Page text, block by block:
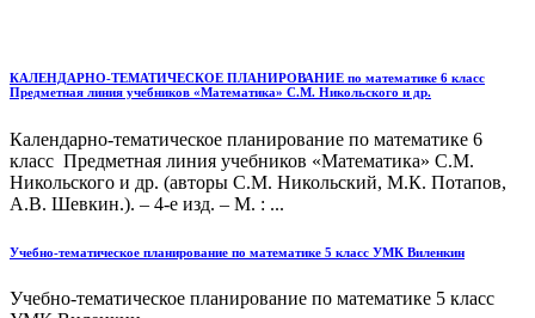
КАЛЕНДАРНО-ТЕМАТИЧЕСКОЕ ПЛАНИРОВАНИЕ по математике 6 класс
Предметная линия учебников «Математика» С.М. Никольского и др.
Календарно-тематическое планирование по математике 6
класс Предметная линия учебников «Математика» С.М.
Никольского и др. (авторы С.М. Никольский, М.К. Потапов,
А.В. Шевкин.). – 4-е изд. – М. : ...
Учебно-тематическое планирование по математике 5 класс УМК Виленкин
Учебно-тематическое планирование по математике 5 класс